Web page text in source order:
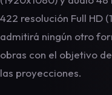
422 resolución Full HD
admitirá ningún otro
obras con el objetivo
las proyecciones.